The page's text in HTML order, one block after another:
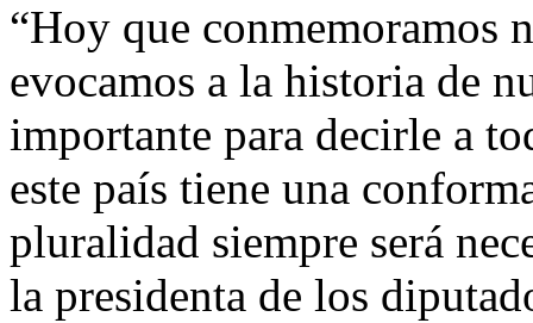
“Hoy que conmemoramos
evocamos a la historia de
importante para decirle a
este país tiene una
pluralidad siempre será
la presidenta de los